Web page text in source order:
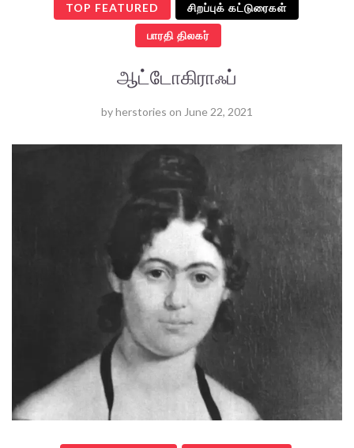
TOP FEATURED சிறப்புக் கட்டுரைகள்
பாரதி திலகர்
ஆட்டோகிராஃப்
byherstories on June 22, 2021